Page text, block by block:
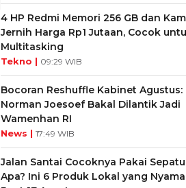
4 HP Redmi Memori 256 GB dan
Jernih Harga Rp1 Jutaan, Cocok
Multitasking
Tekno | 09:29 WIB
Bocoran Reshuffle Kabinet Agustus:
Norman Joesoef Bakal Dilantik Jadi
Wamenhan RI
News | 17:49 WIB
Jalan Santai Cocoknya Pakai Sepatu
Apa? Ini 6 Produk Lokal yang